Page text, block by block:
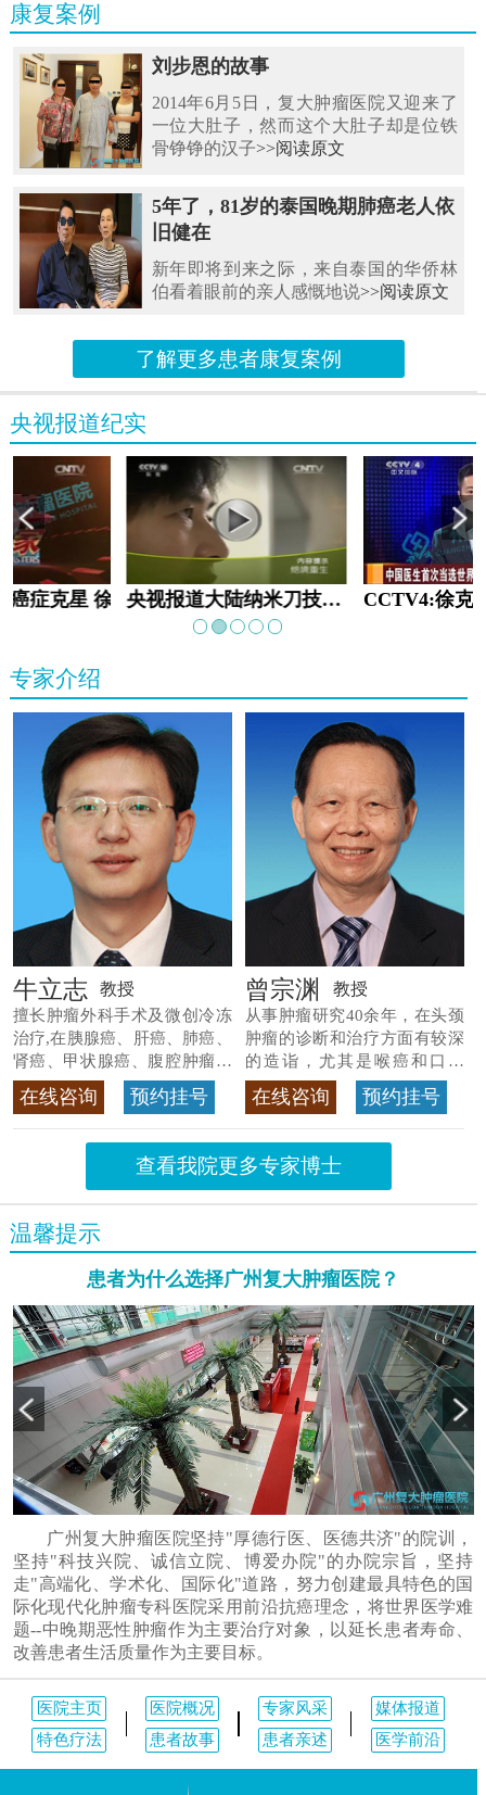
康复案例
刘步恩的故事
2014年6月5日，复大肿瘤医院又迎来了
一位大肚子，然而这个大肚子却是位铁
骨铮铮的汉子>>阅读原文
5年了，81岁的泰国晚期肺癌老人依
旧健在
新年即将到来之际，来自泰国的华侨林
伯看着眼前的亲人感慨地说>>阅读原文
了解更多患者康复案例
央视报道纪实
癌症克星 徐克成 央视报道大陆纳米刀技术手术：绝境重生
专家介绍
牛立志 教授
擅长肿瘤外科手术及微创冷冻
治疗,在胰腺癌、肝癌、肺癌、
肾癌、甲状腺癌、腹腔肿瘤等
>>查看专家详情
在线咨询 预约挂号
曾宗渊 教授
从事肿瘤研究40余年，在头颈
肿瘤的诊断和治疗方面有较深
的造诣，尤其是喉癌和口腔
癌，迄今仍是广东喉癌单病种
首席专家>>查看专家详情
在线咨询 预约挂号
查看我院更多专家博士
温馨提示
患者为什么选择广州复大肿瘤医院？
广州复大肿瘤医院坚持"厚德行医、医德共济"的院训，
坚持"科技兴院、诚信立院、博爱办院"的办院宗旨，坚持
走"高端化、学术化、国际化"道路，努力创建最具特色的国
际化现代化肿瘤专科医院采用前沿抗癌理念，将世界医学难
题--中晚期恶性肿瘤作为主要治疗对象，以延长患者寿命、
改善患者生活质量作为主要目标。
医院主页 医院概况 专家风采
媒体报道
特色疗法
患者故事 患者亲述 医学前沿